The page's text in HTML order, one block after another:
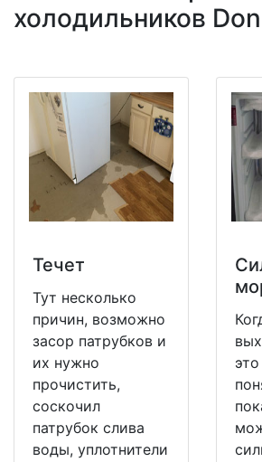
холодильников
Течет
Тут несколько
причин, возможно
засор патрубков и
их нужно
прочистить,
соскочил
патрубок слива
воды, уплотнители